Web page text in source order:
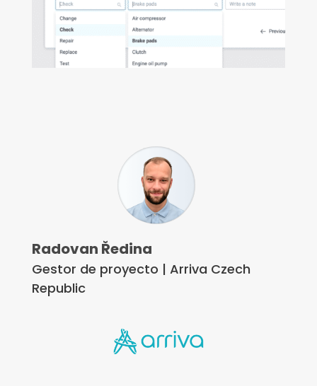
Radovan Ředina
Gestor de proyecto | Arriva Czech
Republic